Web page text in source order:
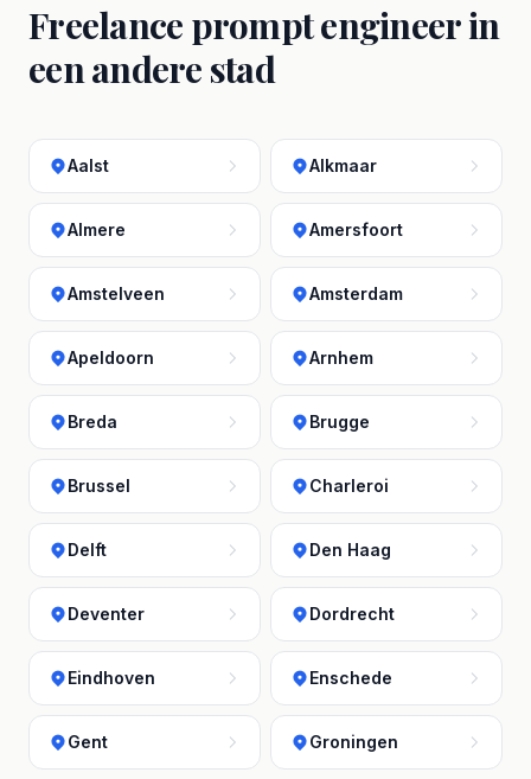
Freelance prompt engineer in
een andere stad
Aalst Alkmaar
Almere Amersfoort
Amstelveen Amsterdam
Apeldoorn Arnhem
Breda Brugge
Brussel Charleroi
Delft Den Haag
Deventer Dordrecht
Eindhoven Enschede
Gent Groningen